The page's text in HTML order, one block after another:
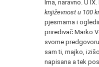
Ima, naravno. U
književnost u 100
pjesmama i
priređivač Marko
svome
sam ti, majko,
napisana a tek